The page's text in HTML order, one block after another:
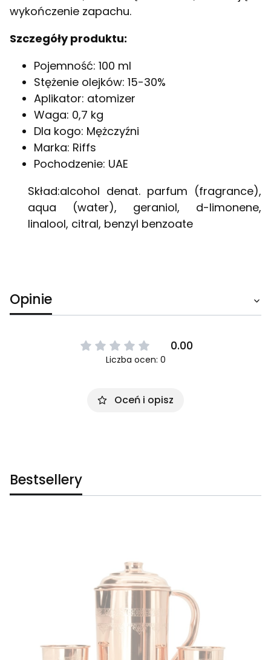
wykończenie zapachu.
Szczegóły produktu:
Pojemność: 100 ml
Stężenie olejków: 15-30%
Aplikator: atomizer
Waga: 0,7 kg
Dla kogo: Mężczyźni
Marka: Riffs
Pochodzenie: UAE
Skład:alcohol denat. parfum (fragrance),
aqua (water), geraniol, d-limonene,
linalool, citral, benzyl benzoate
Opinie
0.00
Liczba ocen: 0
Oceń i opisz
Bestsellery